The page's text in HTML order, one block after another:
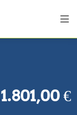
1.801,00€